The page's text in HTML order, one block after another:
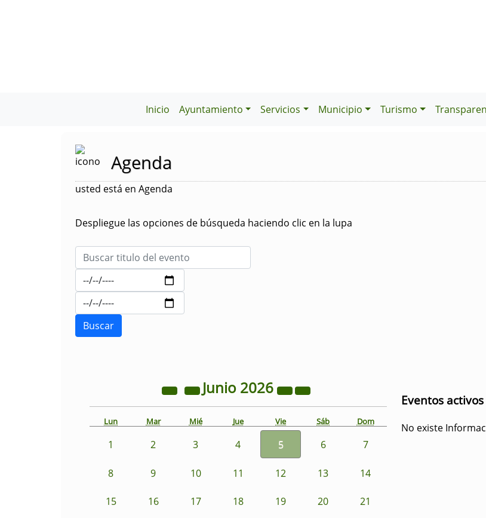
Inicio Ayuntamiento Servicios Municipio Turismo
Agenda
usted está en Agenda
Despliegue las opciones de búsqueda haciendo clic en la lupa
Junio 2026
Lun Mar Mié Jue Vie Sáb Dom
1 2 3 4 5 6 7
8 9 10 11 12 13 14
15 16 17 18 19 20 21
Eventos
No existe